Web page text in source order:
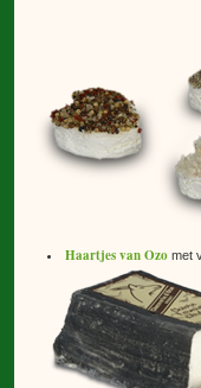
Haartjes van Ozo met